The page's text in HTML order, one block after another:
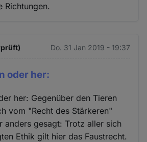
Richtungen.
Do. 31 Jan 2019 - 19:37
oder her:
her: Gegenüber den Tieren
vom "Recht des Stärkeren"
anders gesagt: Trotz aller sich
Ethik gilt hier das Faustrecht.